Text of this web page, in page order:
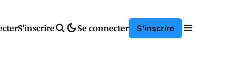
S'inscrire Se connecter S'inscrire